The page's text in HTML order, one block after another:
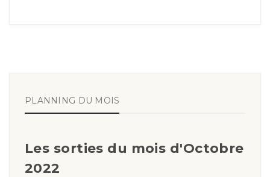
PLANNING DU MOIS
Les sorties du mois d'Octobre
2022